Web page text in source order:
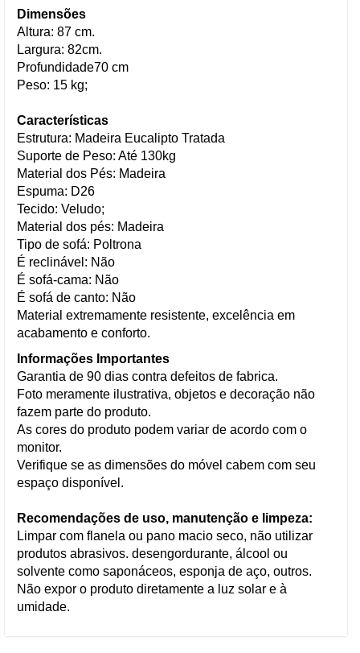
Dimensões
Altura: 87 cm.
Largura: 82cm.
Profundidade70 cm
Peso: 15 kg;
Características
Estrutura: Madeira Eucalipto Tratada
Suporte de Peso: Até 130kg
Material dos Pés: Madeira
Espuma: D26
Tecido: Veludo;
Material dos pés: Madeira
Tipo de sofá: Poltrona
É reclinável: Não
É sofá-cama: Não
É sofá de canto: Não
Material extremamente resistente, excelência em
acabamento e conforto.
Informações Importantes
Garantia de 90 dias contra defeitos de fabrica.
Foto meramente ilustrativa, objetos e decoração não
fazem parte do produto.
As cores do produto podem variar de acordo com o
monitor.
Verifique se as dimensões do móvel cabem com seu
espaço disponível.
Recomendações de uso, manutenção e limpeza:
Limpar com flanela ou pano macio seco, não utilizar
produtos abrasivos. desengordurante, álcool ou
solvente como saponáceos, esponja de aço, outros.
Não expor o produto diretamente a luz solar e à
umidade.